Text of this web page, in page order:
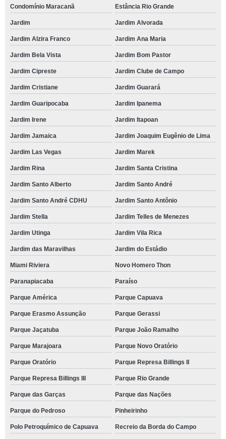
Condomínio Maracanã Estância Rio Grande
Jardim Jardim Alvorada
Jardim Alzira Franco Jardim Ana Maria
Jardim Bela Vista Jardim Bom Pastor
Jardim Cipreste Jardim Clube de Campo
Jardim Cristiane Jardim Guarará
Jardim Guaripocaba Jardim Ipanema
Jardim Irene Jardim Itapoan
Jardim Jamaica Jardim Joaquim Eugênio de Lima
Jardim Las Vegas Jardim Marek
Jardim Rina Jardim Santa Cristina
Jardim Santo Alberto Jardim Santo André
Jardim Santo André CDHU Jardim Santo Antônio
Jardim Stella Jardim Telles de Menezes
Jardim Utinga Jardim Vila Rica
Jardim das Maravilhas Jardim do Estádio
Miami Riviera Novo Homero Thon
Paranapiacaba Paraíso
Parque América Parque Capuava
Parque Erasmo Assunção Parque Gerassi
Parque Jaçatuba Parque João Ramalho
Parque Marajoara Parque Novo Oratório
Parque Oratório Parque Represa Billings II
Parque Represa Billings III Parque Rio Grande
Parque das Garças Parque das Nações
Parque do Pedroso Pinheirinho
Polo Petroquímico de Capuava Recreio da Borda do Campo